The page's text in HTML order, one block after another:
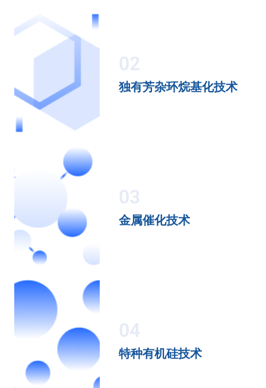
02
独有芳杂环烷基化技术
03
金属催化技术
04
特种有机硅技术